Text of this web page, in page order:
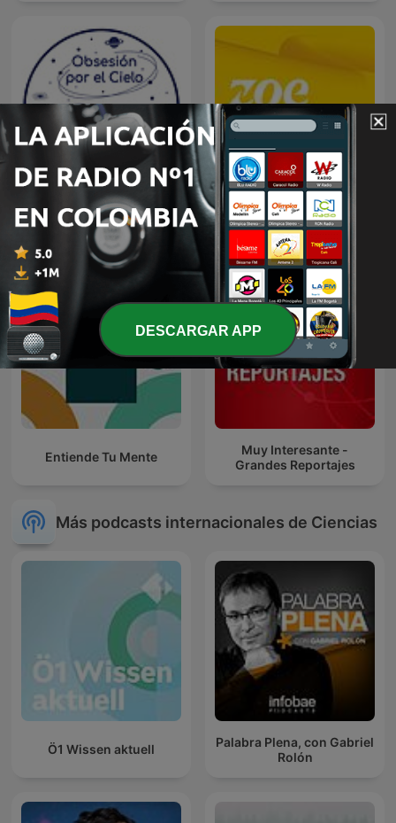
Obsesión por el Cielo ZOE Science & Nutrition
Entiende Tu Mente
Muy Interesante -
Grandes Reportajes
Más podcasts internacionales de Ciencias
Ö1 Wissen aktuell
Palabra Plena, con Gabriel
Rolón
DESCARGAR APP